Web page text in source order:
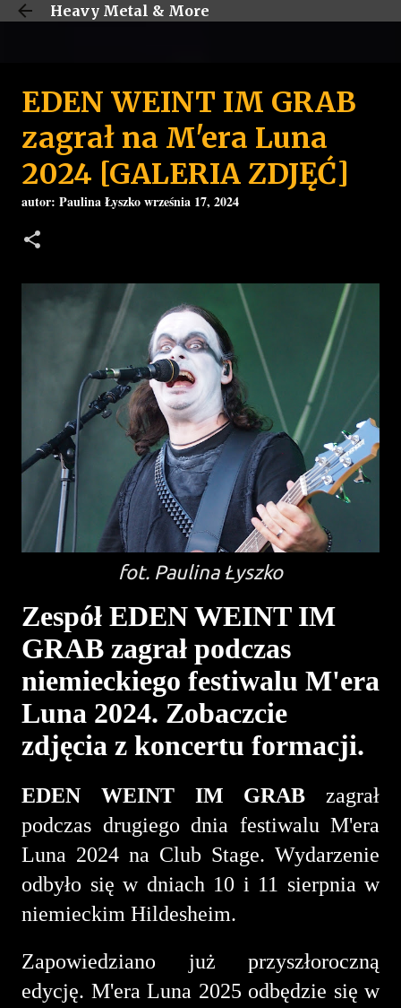
Przejdź do głównej zawartości
Heavy Metal & More
EDEN WEINT IM GRAB
zagrał na M'era Luna
2024 [GALERIA ZDJĘĆ]
autor: Paulina Łyszkowrześnia 17, 2024
fot. Paulina Łyszko
Zespół EDEN WEINT IM
GRAB zagrał podczas
niemieckiego festiwalu M'era
Luna 2024. Zobaczcie
zdjęcia z koncertu formacji.
EDEN WEINT IM GRAB zagrał
podczas drugiego dnia festiwalu M'era
Luna 2024 na Club Stage. Wydarzenie
odbyło się w dniach 10 i 11 sierpnia w
niemieckim Hildesheim.
Zapowiedziano już przyszłoroczną
edycję. M'era Luna 2025 odbędzie się w